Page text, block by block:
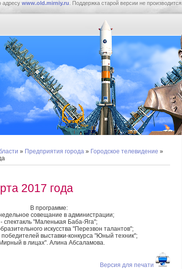
адресу www.old.mirniy.ru . Поддержка старой версии не производится.
» Предприятия города » Городское телевидение »
2017 года
В программе:
совещание в администрации;
- спектакль "Маленькая Баба-Яга";
искусства "Перезвон талантов";
победителей выставки-конкурса "Юный техник";
в лицах". Алина Абсаламова.
Версия для печати